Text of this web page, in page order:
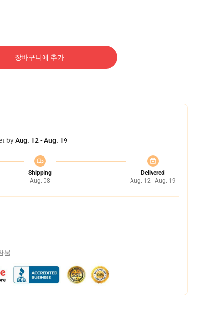
장바구니에 추가
byAug. 12 - Aug. 19
Shipping
Aug. 08
Delivered
Aug. 12 - Aug. 19
불